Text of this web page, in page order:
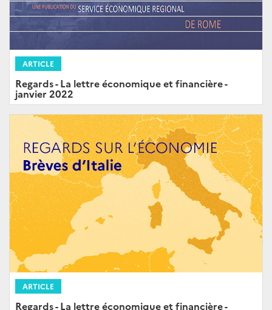
ARTICLE
Regards - La lettre économique et financière -
janvier 2022
ARTICLE
Regards - La lettre économique et financière -